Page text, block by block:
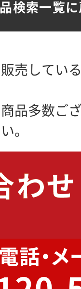
検索一覧
売してい
品多数ご
。